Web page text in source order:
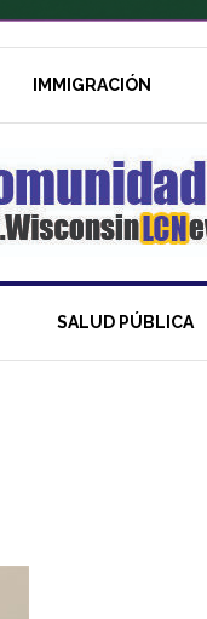
IMMIGRACIÓN
SALUD PÚBLICA